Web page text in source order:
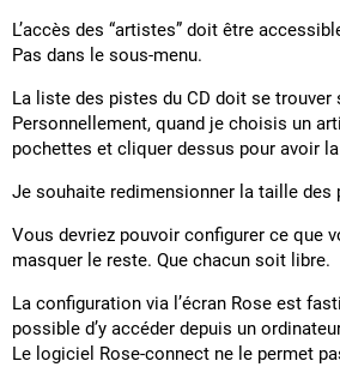
L’accès des “artistes” doit être
Pas dans le sous-menu.
La liste des pistes du CD doit se
Personnellement, quand je choisis un
pochettes et cliquer dessus pour avoir
Je souhaite redimensionner la taille des
Vous devriez pouvoir configurer ce que
masquer le reste. Que chacun soit libre.
La configuration via l’écran Rose est
possible d’y accéder depuis un
Le logiciel Rose-connect ne le permet